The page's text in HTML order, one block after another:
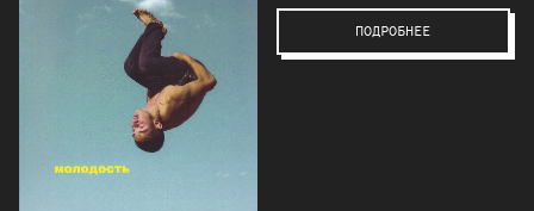
ПОДРОБНЕЕ